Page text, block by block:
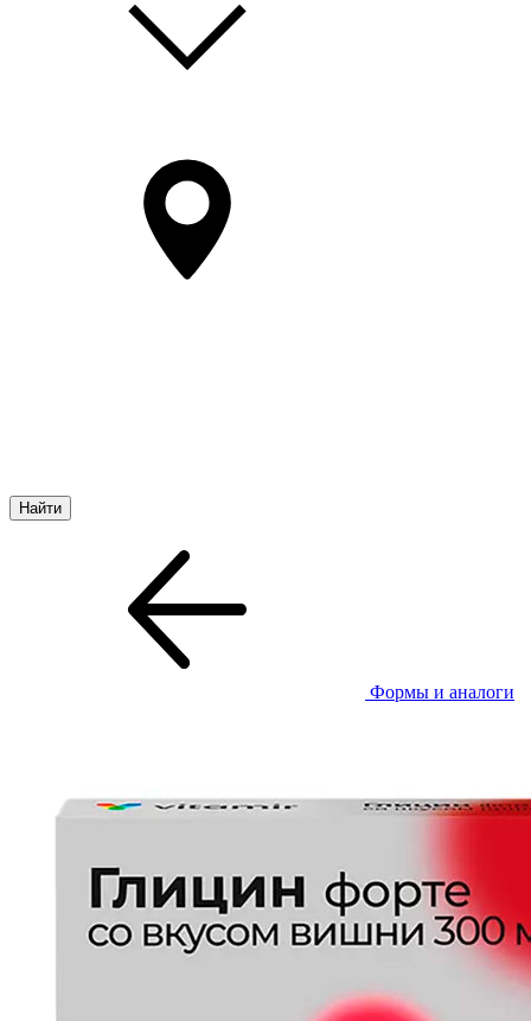
Формы и аналоги